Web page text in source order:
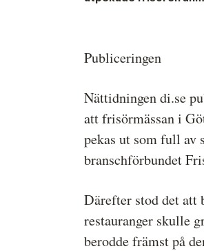
Medieombudsman
Publiceringen
Nättidningen di.se
att frisörmässan i
pekas ut som full av
branschförbundet
Därefter stod det att
restauranger skulle
berodde främst på